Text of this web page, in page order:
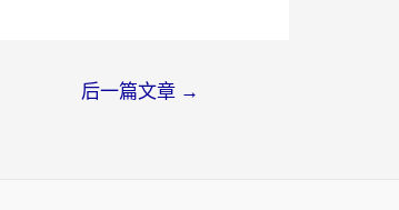
后一篇文章 →